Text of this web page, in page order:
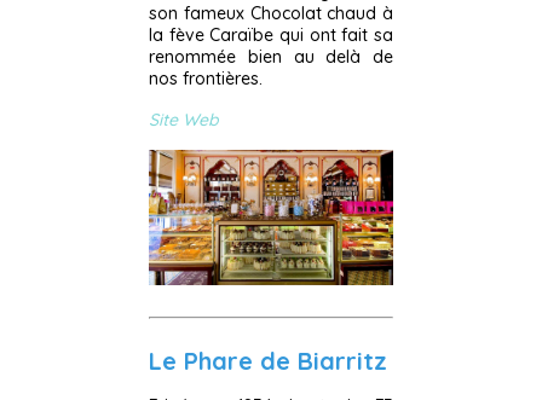
son fameux Chocolat chaud à
la fève Caraïbe qui ont fait sa
renommée bien au delà de
nos frontières.
Site Web
Le Phare de Biarritz